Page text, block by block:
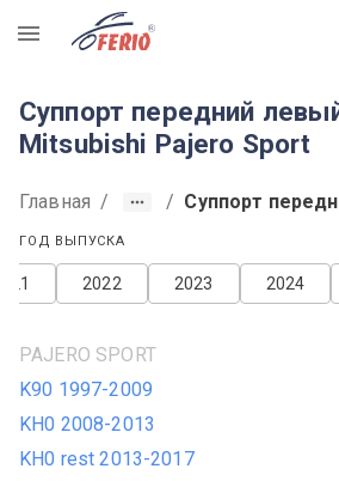
R
Суппорт передний
Mitsubishi Pajero Sport
Главная / / Суппорт
ГОД ВЫПУСКА
2024
2023
2022
PAJERO SPORT
K90 1997-2009
KH0 2008-2013
KH0 rest 2013-2017